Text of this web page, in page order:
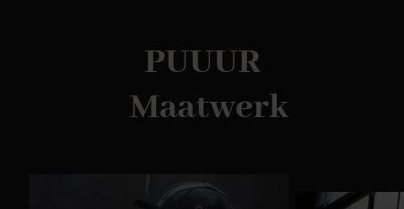
PUUUR
Maatwerk